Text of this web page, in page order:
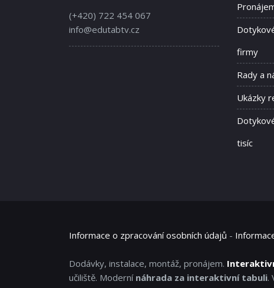
(+420) 722 454 067
info@edutabtv.cz
firmy
Rady a
Ukázky
tisíc
Informace o zpracování osobních údajů -
Dodávky, instalace, montáž, pronájem.
učiliště. Moderní náhrada za interaktivní tabuli.